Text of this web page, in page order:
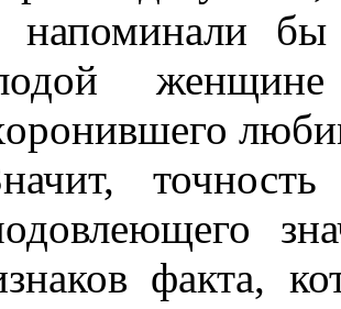
напоминали
факта,